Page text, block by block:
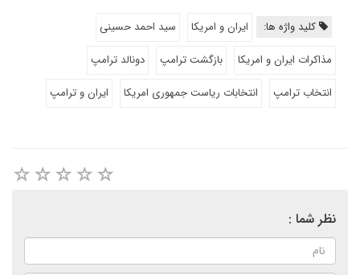
کلید واژه ها: ایران و امریکا
سید احمد حسینی
مذاکرات ایران و امریکا
بازگشت ترامپ
دونالد ترامپ
انتخاب ترامپ
انتخابات ریاست جمهوری امریکا ایران و ترامپ
نظر شما :